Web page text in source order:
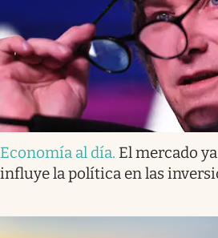
Economía al día. El mercado
influye la política en las